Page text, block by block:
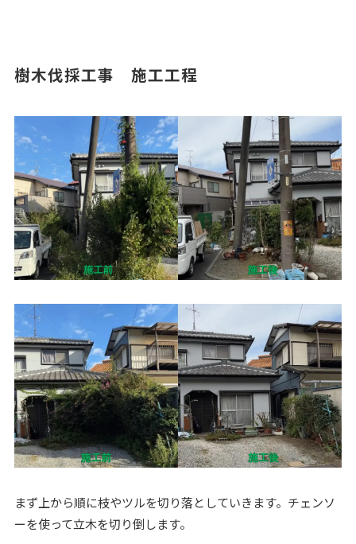
樹木伐採工事 施工工程
まず上から順に枝やツルを切り落としていきます。チェンソ
ーを使って立木を切り倒します。